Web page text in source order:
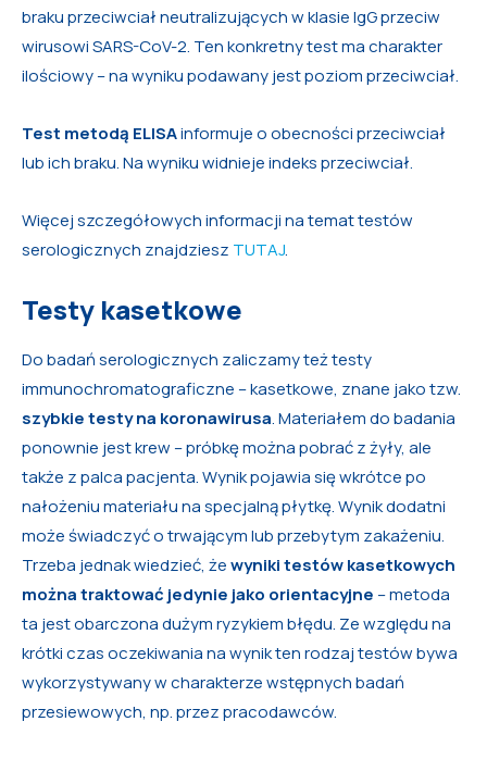
braku przeciwciał neutralizujących w klasie IgG przeciw
wirusowi SARS-CoV-2. Ten konkretny test ma charakter
ilościowy – na wyniku podawany jest poziom przeciwciał.
Test metodą ELISAinformuje o obecności przeciwciał
lub ich braku. Na wyniku widnieje indeks przeciwciał.
Więcej szczegółowych informacji na temat testów
serologicznych znajdziesz TUTAJ.
Testy kasetkowe
Do badań serologicznych zaliczamy też testy
immunochromatograficzne – kasetkowe, znane jako tzw.
szybkie testy na koronawirusa. Materiałem do badania
ponownie jest krew – próbkę można pobrać z żyły, ale
także z palca pacjenta. Wynik pojawia się wkrótce po
nałożeniu materiału na specjalną płytkę. Wynik dodatni
może świadczyć o trwającym lub przebytym zakażeniu.
Trzeba jednak wiedzieć, żewyniki testów kasetkowych
można traktować jedynie jako orientacyjne – metoda
ta jest obarczona dużym ryzykiem błędu. Ze względu na
krótki czas oczekiwania na wynik ten rodzaj testów bywa
wykorzystywany w charakterze wstępnych badań
przesiewowych, np. przez pracodawców.